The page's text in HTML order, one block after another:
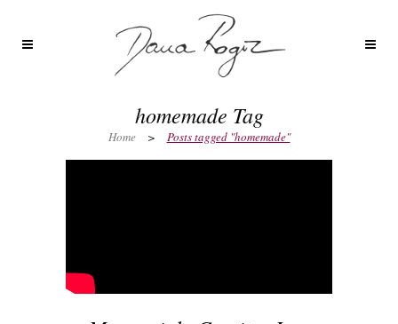
homemade Tag
Home > Posts tagged "homemade"